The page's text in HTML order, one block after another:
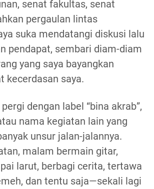
senat fakultas, senat
pergaulan lintas
suka mendatangi diskusi lalu
pendapat, sembari diam-diam
yang saya bayangkan
kecerdasan saya.
dengan label “bina akrab”,
nama kegiatan lain yang
unsur jalan-jalannya.
malam bermain gitar,
larut, berbagi cerita, tertawa
dan tentu saja—sekali lagi